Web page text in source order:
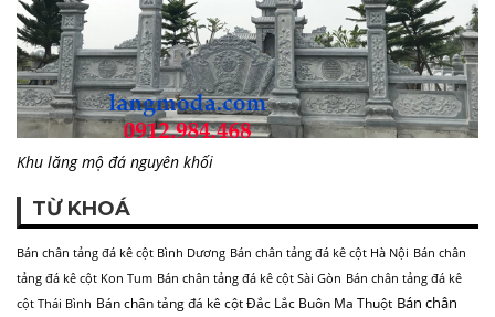
Khu lăng mộ đá nguyên khối
TỪ KHOÁ
Bán chân tảng đá kê cột Bình Dương Bán chân tảng đá kê cột Hà Nội Bán chân
tảng đá kê cột Kon Tum Bán chân tảng đá kê cột Sài Gòn Bán chân tảng đá kê
cột Thái Bình Bán chân tảng đá kê cột Đắc Lắc Buôn Ma Thuột Bán chân